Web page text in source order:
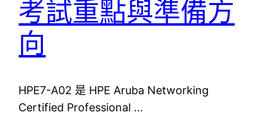
考試重點與準備方
向
HPE7-A02 是 HPE Aruba Networking
Certified Professional …